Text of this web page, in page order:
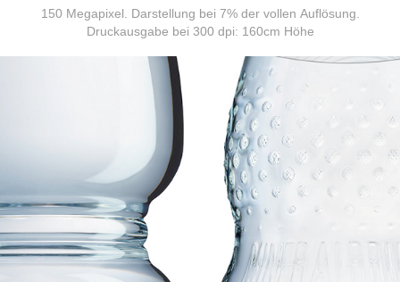
150 Megapixel. Darstellung bei 7% der vollen Auflösung
Druckausgabe bei 300 dpi: 160cm Höhe